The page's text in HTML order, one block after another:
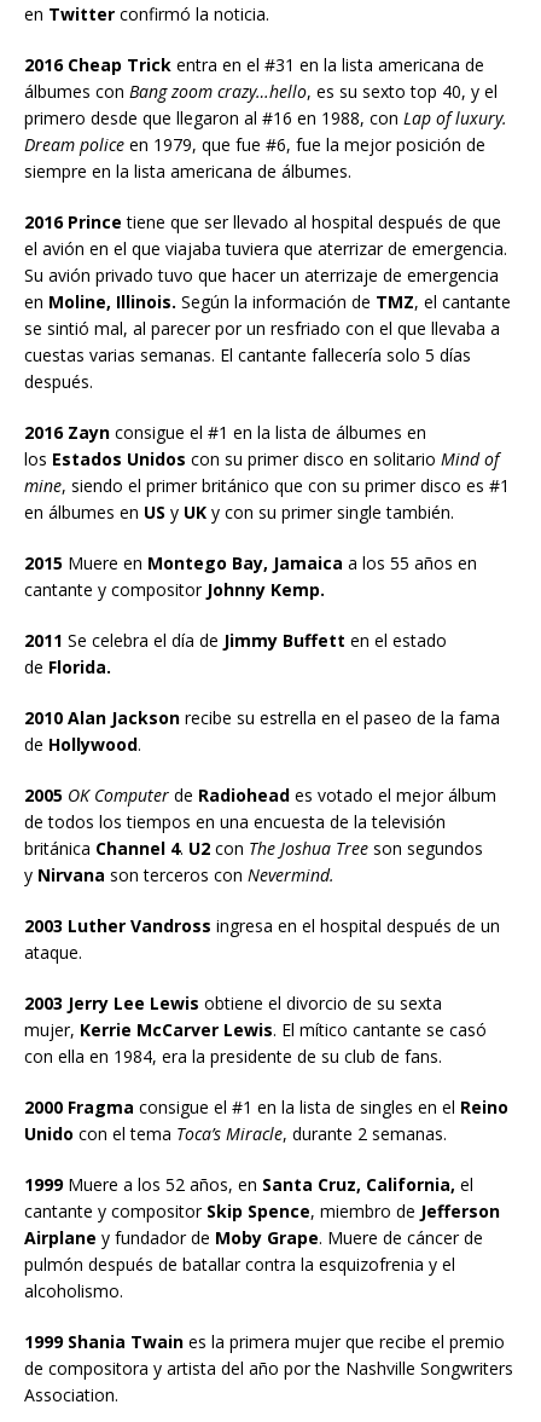
en Twitter confirmó la noticia.
2016 Cheap Trick entra en el #31 en la lista americana de
álbumes con Bang zoom crazy…hello, es su sexto top 40, y el
primero desde que llegaron al #16 en 1988, con Lap of luxury.
Dream police en 1979, que fue #6, fue la mejor posición de
siempre en la lista americana de álbumes.
2016 Prince tiene que ser llevado al hospital después de que
el avión en el que viajaba tuviera que aterrizar de emergencia.
Su avión privado tuvo que hacer un aterrizaje de emergencia
en Moline, Illinois. Según la información de TMZ, el cantante
se sintió mal, al parecer por un resfriado con el que llevaba a
cuestas varias semanas. El cantante fallecería solo 5 días
después.
2016 Zayn consigue el #1 en la lista de álbumes en
los Estados Unidos con su primer disco en solitario Mind of
mine, siendo el primer británico que con su primer disco es #1
en álbumes en US y UK y con su primer single también.
2015 Muere en Montego Bay, Jamaica a los 55 años en
cantante y compositorJohnny Kemp.
2011 Se celebra el día de Jimmy Buffett en el estado
de Florida.
2010 Alan Jackson recibe su estrella en el paseo de la fama
de Hollywood.
2005 OK Computer de Radiohead es votado el mejor álbum
de todos los tiempos en una encuesta de la televisión
británica Channel 4. U2 con The Joshua Tree son segundos
y Nirvana son terceros con Nevermind.
2003 Luther Vandross ingresa en el hospital después de un
ataque.
2003 Jerry Lee Lewis obtiene el divorcio de su sexta
mujer, Kerrie McCarver Lewis. El mítico cantante se casó
con ella en 1984, era la presidente de su club de fans.
2000 Fragma consigue el #1 en la lista de singles en el Reino
Unido con el tema Toca’s Miracle, durante 2 semanas.
1999Muere a los 52 años, en Santa Cruz, California, el
cantante y compositorSkip Spence, miembro de Jefferson
Airplane y fundador de Moby Grape. Muere de cáncer de
pulmón después de batallar contra la esquizofrenia y el
alcoholismo.
1999 Shania Twain es la primera mujer que recibe el premio
de compositora y artista del año por the Nashville Songwriters
Association.